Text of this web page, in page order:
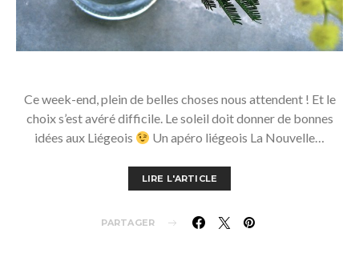
Ce week-end, plein de belles choses nous attendent ! Et le
choix s’est avéré difficile. Le soleil doit donner de bonnes
idées aux Liégeois
Un apéro liégeois La Nouvelle…
LIRE L'ARTICLE
PARTAGER